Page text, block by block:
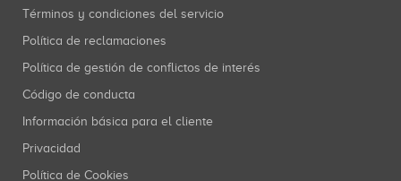
Términos y condiciones del servicio
Política de reclamaciones
Política de gestión de conflictos de interés
Código de conducta
Información básica para el cliente
Privacidad
Política de Cookies